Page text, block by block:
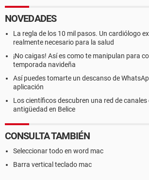
NOVEDADES
La regla de los 10 mil pasos. Un cardiólogo
realmente necesario para la salud
¡No caigas! Así es como te manipulan para
temporada navideña
Así puedes tomarte un descanso de
aplicación
Los científicos descubren una red de
antigüedad en Belice
CONSULTA TAMBIÉN
Seleccionar todo en word mac
Barra vertical teclado mac